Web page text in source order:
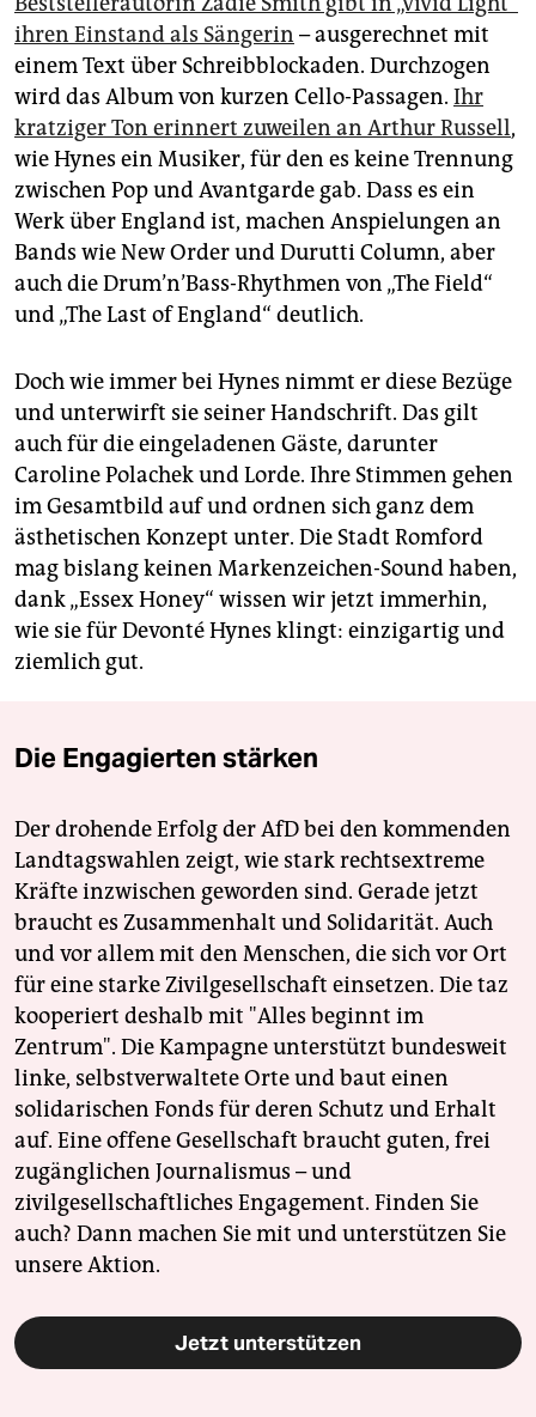
ihren Einstand als Sängerin – ausgerechnet mit
einem Text über Schreibblockaden. Durchzogen
wird das Album von kurzen Cello-Passagen. Ihr
kratziger Ton erinnert zuweilen an Arthur Russell,
wie Hynes ein Musiker, für den es keine Trennung
zwischen Pop und Avantgarde gab. Dass es ein
Werk über England ist, machen Anspielungen an
Bands wie New Order und Durutti Column, aber
auch die Drum’n’Bass-Rhythmen von „The Field“
und „The Last of England“ deutlich.
Doch wie immer bei Hynes nimmt er diese Bezüge
und unterwirft sie seiner Handschrift. Das gilt
auch für die eingeladenen Gäste, darunter
Caroline Polachek und Lorde. Ihre Stimmen gehen
im Gesamtbild auf und ordnen sich ganz dem
ästhetischen Konzept unter. Die Stadt Romford
mag bislang keinen Markenzeichen-Sound haben,
dank „Essex Honey“ wissen wir jetzt immerhin,
wie sie für Devonté Hynes klingt: einzigartig und
ziemlich gut.
Die Engagierten stärken
Der drohende Erfolg der AfD bei den kommenden
Landtagswahlen zeigt, wie stark rechtsextreme
Kräfte inzwischen geworden sind. Gerade jetzt
braucht es Zusammenhalt und Solidarität. Auch
und vor allem mit den Menschen, die sich vor Ort
für eine starke Zivilgesellschaft einsetzen. Die taz
kooperiert deshalb mit "Alles beginnt im
Zentrum". Die Kampagne unterstützt bundesweit
linke, selbstverwaltete Orte und baut einen
solidarischen Fonds für deren Schutz und Erhalt
auf. Eine offene Gesellschaft braucht guten, frei
zugänglichen Journalismus – und
zivilgesellschaftliches Engagement. Finden Sie
auch? Dann machen Sie mit und unterstützen Sie
unsere Aktion.
Jetzt unterstützen